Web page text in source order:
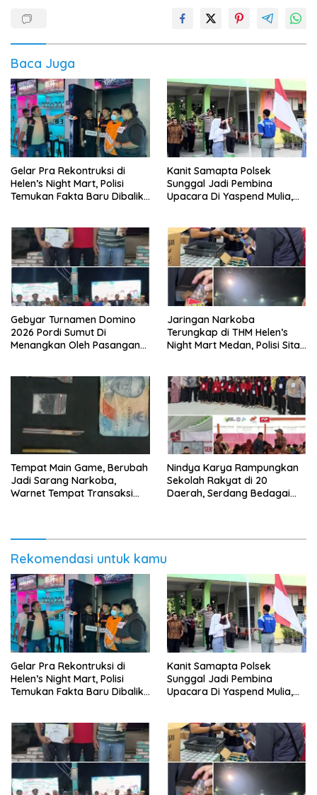
Baca Juga
Gelar Pra Rekontruksi di
Helen’s Night Mart, Polisi
Temukan Fakta Baru Dibalik
Kanit Samapta Polsek
Sunggal Jadi Pembina
Upacara Di Yaspend Mulia,
Penyalahgunaan Narkoba
Gebyar Turnamen Domino
2026 Pordi Sumut Di
Menangkan Oleh Pasangan
Jaringan Narkoba
Terungkap di THM Helen’s
Night Mart Medan, Polisi Sita
Tempat Main Game, Berubah
Jadi Sarang Narkoba,
Warnet Tempat Transaksi
Nindya Karya Rampungkan
Sekolah Rakyat di 20
Daerah, Serdang Bedagai
Rekomendasi untuk kamu
Gelar Pra Rekontruksi di
Helen’s Night Mart, Polisi
Temukan Fakta Baru Dibalik
Kanit Samapta Polsek
Sunggal Jadi Pembina
Upacara Di Yaspend Mulia,
Penyalahgunaan Narkoba